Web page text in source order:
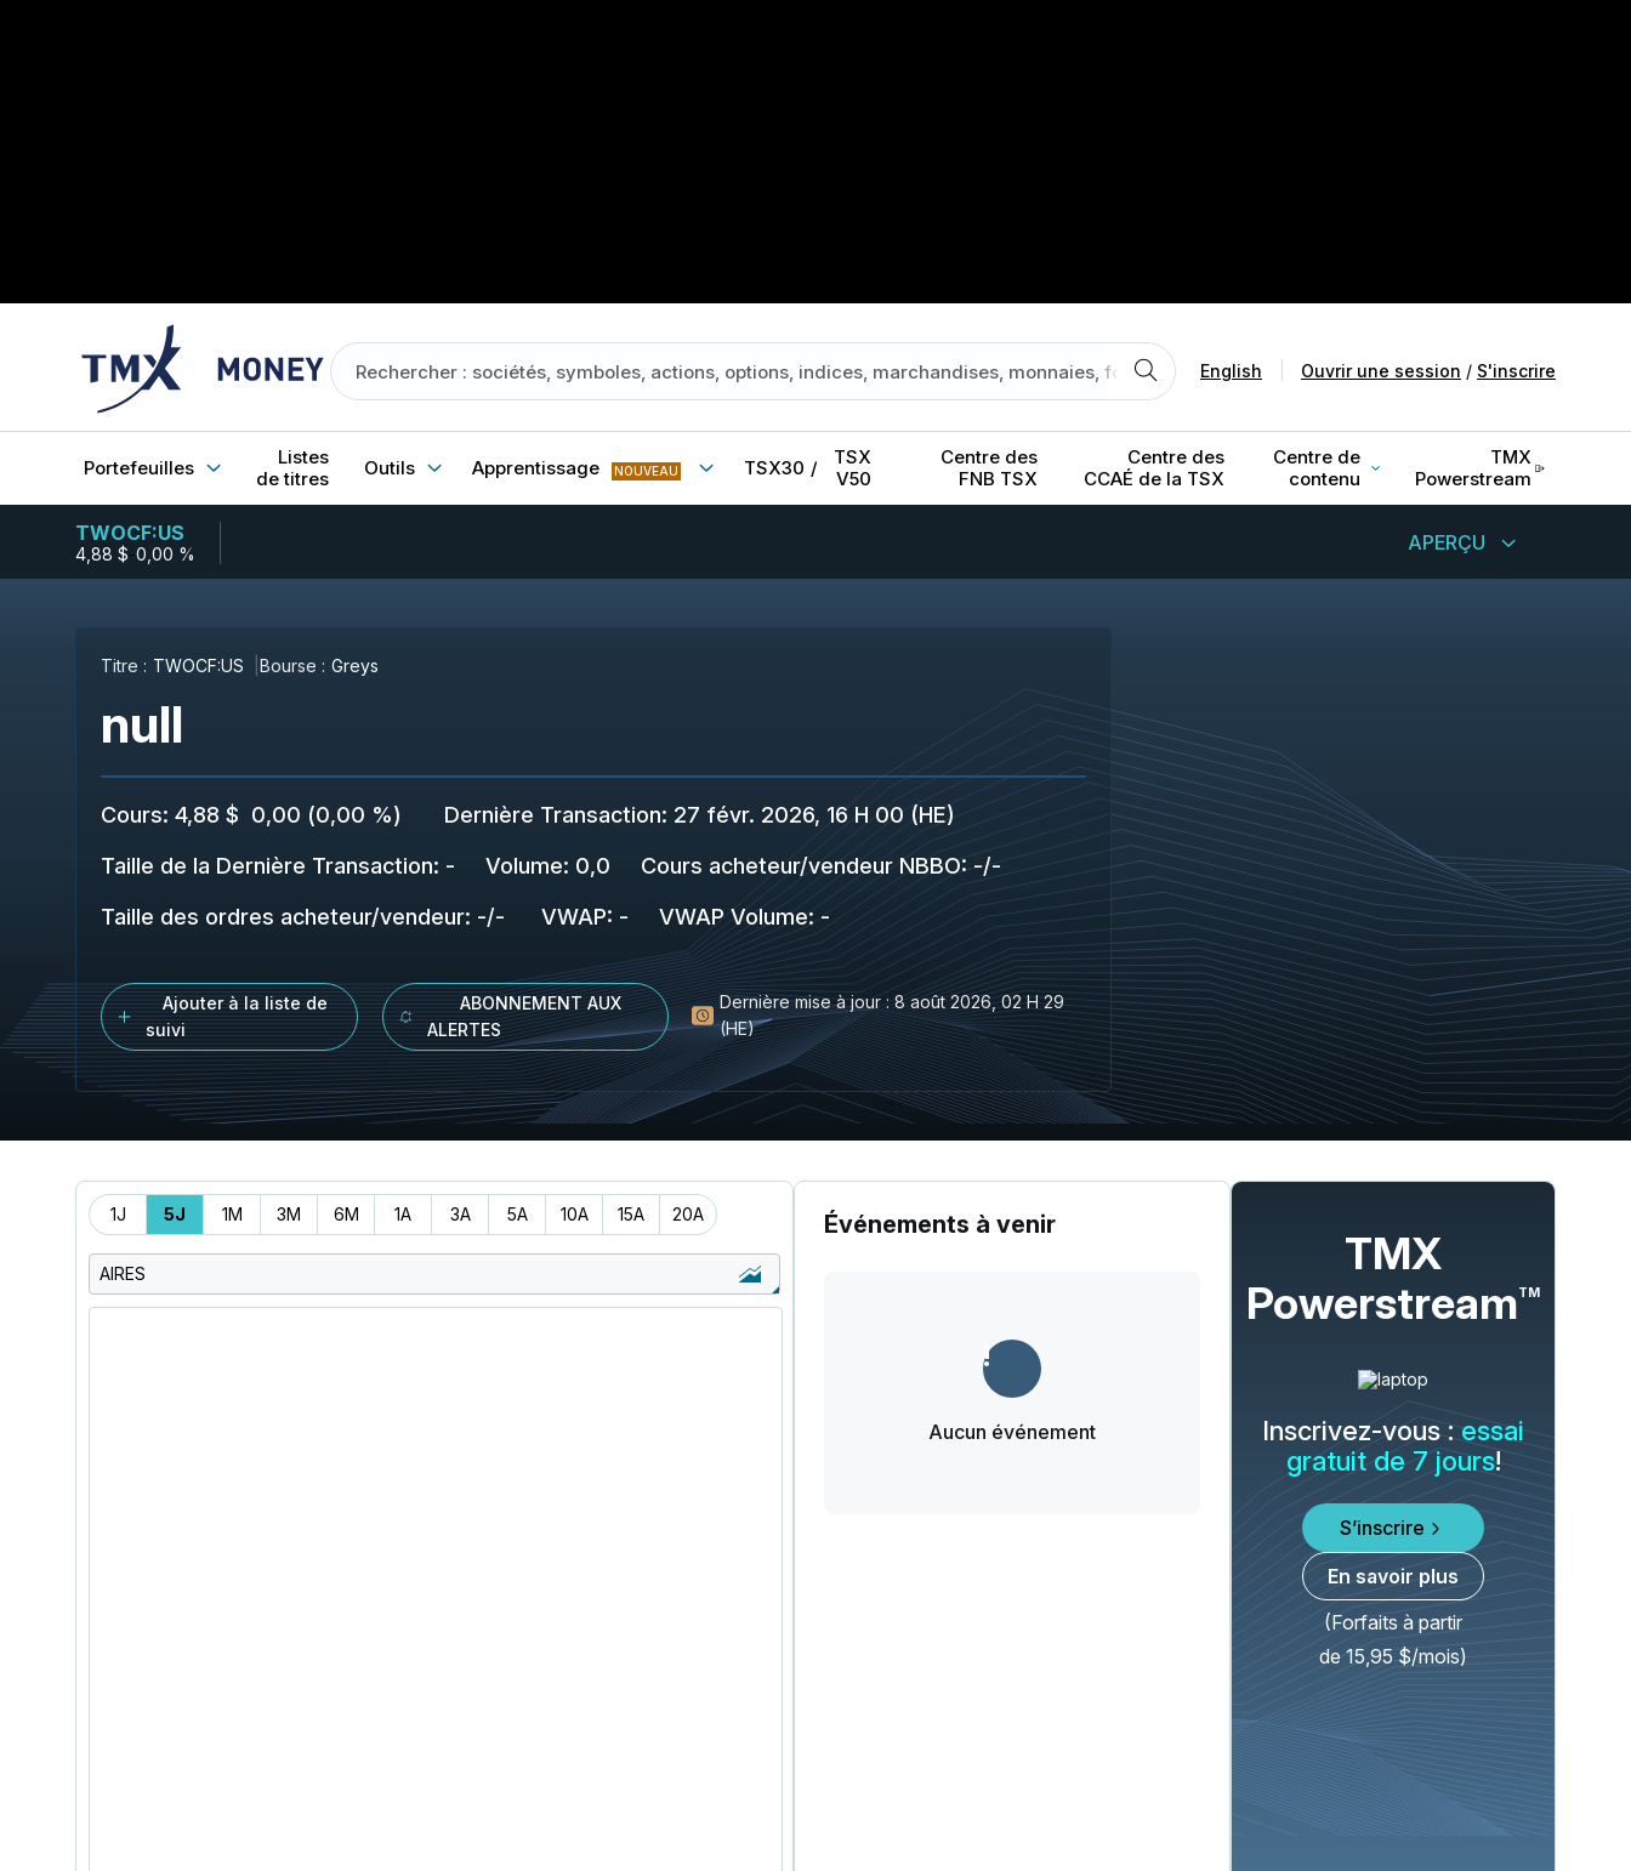
English Ouvrir une session / S'inscrire
Portefeuilles
Listes
de titres
Outils Apprentissage NOUVEAU TSX30 /
TSX
V50
Centre des
FNB TSX
Centre des
CCAÉ de la TSX
Centre de
contenu
TMX
Powerstream
TWOCF:US
4,88 $-0,00 % APERÇU
Titre : TWOCF:US Bourse : Greys
null
Cours: 4,88 $ 0,00 (0,00 %) Dernière Transaction: 27 févr. 2026, 16 H 00 (HE)
Taille de la Dernière Transaction: - Volume: 0,0 Cours acheteur/vendeur NBBO: -/-
Taille des ordres acheteur/vendeur: -/- VWAP: - VWAP Volume: -
Ajouter à la liste de
suivi
ABONNEMENT AUX
ALERTES
Dernière mise à jour : 8 août 2026, 02 H 29
(HE)
Période
1J 5J 1M 3M 6M 1A 3A 5A 10A 15A 20A
AIRES
Événements à venir
Aucun événement
TMX
PowerstreamTM
Inscrivez-vous :essai
gratuit de 7 jours!
S’inscrire
En savoir plus
(Forfaits à partir
de 15,95 $/mois)